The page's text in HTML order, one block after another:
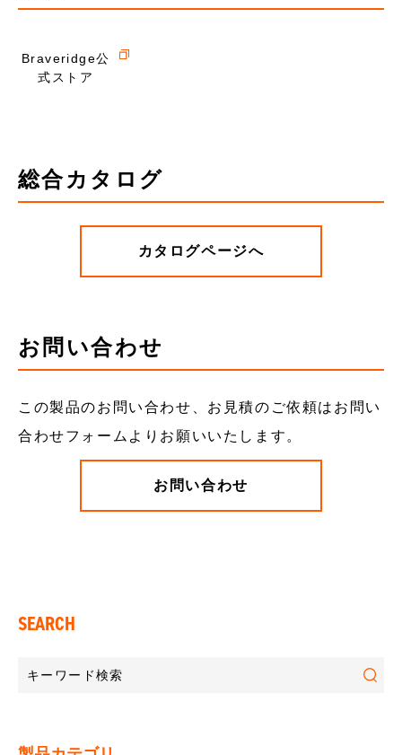
Braveridge公
式ストア
総合カタログ
カタログページへ
お問い合わせ
この製品のお問い合わせ、お見積のご依頼はお問い
合わせフォームよりお願いいたします。
お問い合わせ
SEARCH